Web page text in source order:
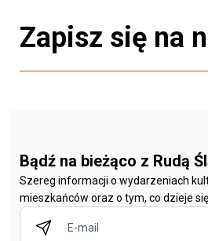
Zapisz się na
Bądź na bieżąco z Rudą
Szereg informacji o wydarzeniach
mieszkańców oraz o tym, co dzieje